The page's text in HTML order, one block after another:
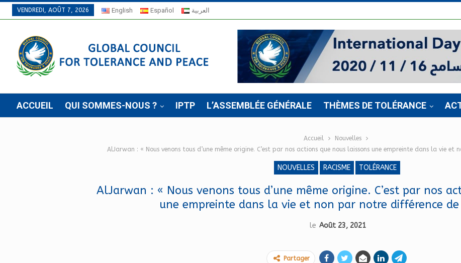
VENDREDI, AOÛT 7, 2026 English Español العربية
ACCUEIL QUI SOMMES-NOUS ? IPTP L’ASSEMBLÉE GÉNÉRALE THÈMES DE TOLÉRANCE
Accueil
Nouvelles
AlJarwan : « Nous venons tous d’une même origine. C’est par nos actions que nous laissons une empreinte dans la vie
NOUVELLES RACISME TOLÉRANCE
AlJarwan : « Nous venons tous d’une même origine. C’est par nos
une empreinte dans la vie et non par notre différence de
le Août 23, 2021
Partager